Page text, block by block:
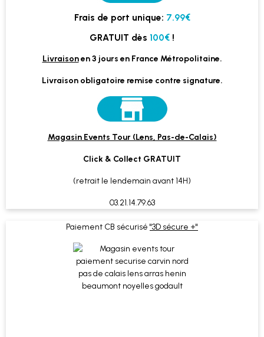
Frais de port unique: 7.99€
GRATUIT dès 100€ !
Livraisonen 3 jours en France Métropolitaine.
Livraison obligatoire remise contre signature.
Magasin Events Tour (Lens, Pas-de-Calais)
Click & Collect GRATUIT
(retrait le lendemain avant 14H)
03.21.14.79.63
Paiement CB sécurisé "3D sécure +"